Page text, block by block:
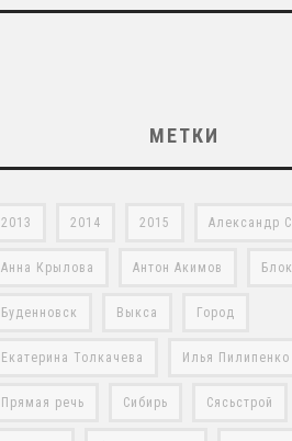
МЕТКИ
2013 2014 2015 Александр
Анна Крылова Антон Акимов
Буденновск Выкса Город
Екатерина Толкачева Илья Пилипенко
Прямая речь Сибирь Сясьстрой